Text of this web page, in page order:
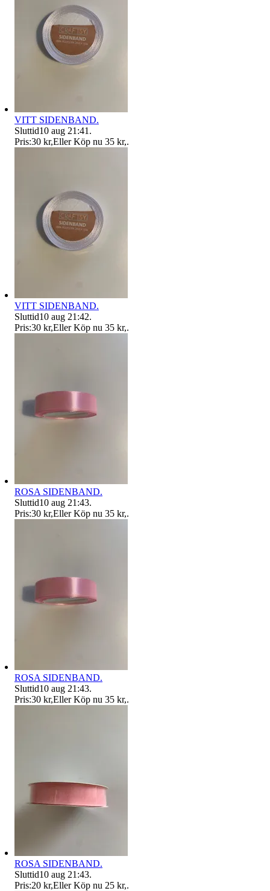
VITT SIDENBAND.
Sluttid10 aug 21:41 .
Pris:30 kr,Eller Köp nu 35 kr,.
VITT SIDENBAND.
Sluttid10 aug 21:42.
Pris:30 kr,Eller Köp nu 35 kr,.
ROSA SIDENBAND.
Sluttid10 aug 21:43.
Pris:30 kr,Eller Köp nu 35 kr,.
ROSA SIDENBAND.
Sluttid10 aug 21:43.
Pris:30 kr,Eller Köp nu 35 kr,.
ROSA SIDENBAND.
Sluttid10 aug 21:43.
Pris:20 kr,Eller Köp nu 25 kr,.